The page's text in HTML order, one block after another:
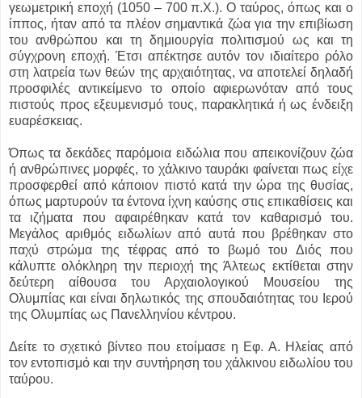
γεωμετρική εποχή (1050 – 700 π.Χ.). Ο ταύρος, όπως και ο
ίππος, ήταν από τα πλέον σημαντικά ζώα για την επιβίωση
του ανθρώπου και τη δημιουργία πολιτισμού ως και τη
σύγχρονη εποχή. Έτσι απέκτησε αυτόν τον ιδιαίτερο ρόλο
στη λατρεία των θεών της αρχαιότητας, να αποτελεί δηλαδή
προσφιλές αντικείμενο το οποίο αφιερωνόταν από τους
πιστούς προς εξευμενισμό τους, παρακλητικά ή ως ένδειξη
ευαρέσκειας.
Όπως τα δεκάδες παρόμοια ειδώλια που απεικονίζουν ζώα
ή ανθρώπινες μορφές, το χάλκινο ταυράκι φαίνεται πως είχε
προσφερθεί από κάποιον πιστό κατά την ώρα της θυσίας,
όπως μαρτυρούν τα έντονα ίχνη καύσης στις επικαθίσεις και
τα ιζήματα που αφαιρέθηκαν κατά τον καθαρισμό του.
Μεγάλος αριθμός ειδωλίων από αυτά που βρέθηκαν στο
παχύ στρώμα της τέφρας από το βωμό του Διός που
κάλυπτε ολόκληρη την περιοχή της Άλτεως εκτίθεται στην
δεύτερη αίθουσα του Αρχαιολογικού Μουσείου της
Ολυμπίας και είναι δηλωτικός της σπουδαιότητας του Ιερού
της Ολυμπίας ως Πανελληνίου κέντρου.
Δείτε το σχετικό βίντεο που ετοίμασε η Εφ. Α. Ηλείας από
τον εντοπισμό και την συντήρηση του χάλκινου ειδωλίου του
ταύρου.